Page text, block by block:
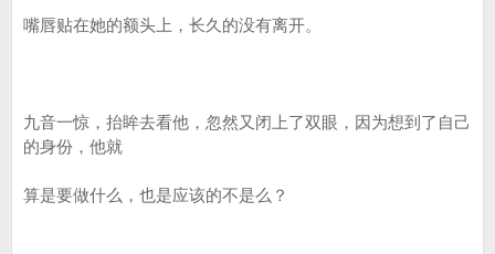
嘴唇贴在她的额头上，长久的没有离开。
九音一惊，抬眸去看他，忽然又闭上了双眼，因为想到了自己
的身份，他就
算是要做什么，也是应该的不是么？